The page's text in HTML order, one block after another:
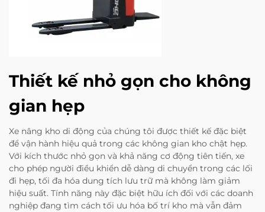
Thiết kế nhỏ gọn cho không
gian hẹp
Xe nâng kho di động của chúng tôi được thiết kế đặc biệt
để vận hành hiệu quả trong các không gian kho chật hẹp.
Với kích thước nhỏ gọn và khả năng cơ động tiên tiến, xe
cho phép người điều khiển dễ dàng di chuyển trong các lối
đi hẹp, tối đa hóa dung tích lưu trữ mà không làm giảm
hiệu suất. Tính năng này đặc biệt hữu ích đối với các doanh
nghiệp đang tìm cách tối ưu hóa bố trí kho mà vẫn đảm